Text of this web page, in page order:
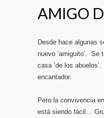
AMIGO
Desde hace algunas
nuevo ‘amiguito’. Se
casa ‘de los
encantador.
Pero la convivencia
está siendo fácil…